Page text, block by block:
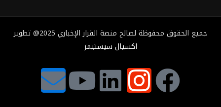
جميع الحقوق محفوظة لصالح منصة القرار الإخباري 2025@ تطوير
اكسيال سيستيمز